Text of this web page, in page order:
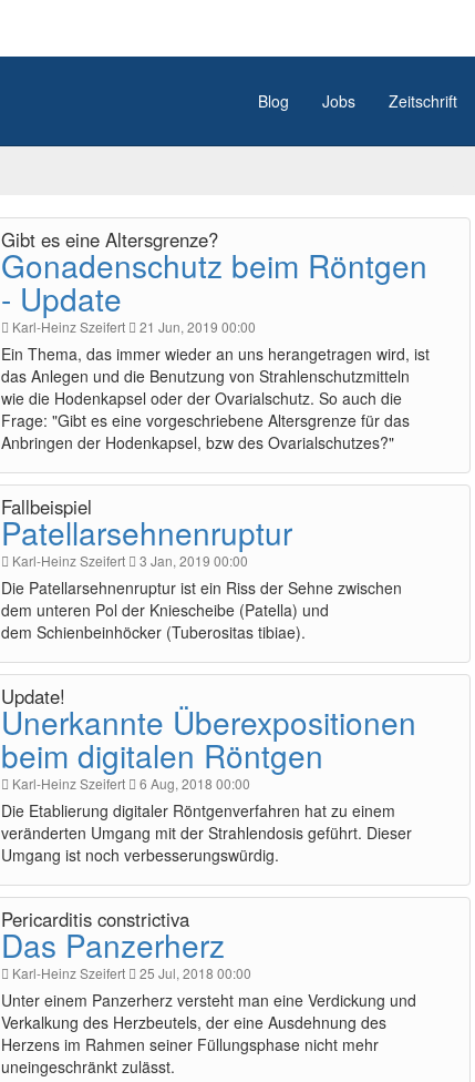
Blog Jobs Zeitschrift
Gibt es eine Altersgrenze?
Gonadenschutz beim Röntgen
- Update
Karl-Heinz Szeifert 21 Jun, 2019 00:00
Ein Thema, das immer wieder an uns herangetragen wird, ist
das Anlegen und die Benutzung von Strahlenschutzmitteln
wie die Hodenkapsel oder der Ovarialschutz. So auch die
Frage: "Gibt es eine vorgeschriebene Altersgrenze für das
Anbringen der Hodenkapsel, bzw des Ovarialschutzes?"
Fallbeispiel
Patellarsehnenruptur
Karl-Heinz Szeifert 3 Jan, 2019 00:00
Die Patellarsehnenruptur ist ein Riss der Sehne zwischen
dem unteren Pol der Kniescheibe (Patella) und
dem Schienbeinhöcker (Tuberositas tibiae).
Update!
Unerkannte Überexpositionen
beim digitalen Röntgen
Karl-Heinz Szeifert 6 Aug, 2018 00:00
Die Etablierung digitaler Röntgenverfahren hat zu einem
veränderten Umgang mit der Strahlendosis geführt. Dieser
Umgang ist noch verbesserungswürdig.
Pericarditis constrictiva
Das Panzerherz
Karl-Heinz Szeifert 25 Jul, 2018 00:00
Unter einem Panzerherz versteht man eine Verdickung und
Verkalkung des Herzbeutels, der eine Ausdehnung des
Herzens im Rahmen seiner Füllungsphase nicht mehr
uneingeschränkt zulässt.